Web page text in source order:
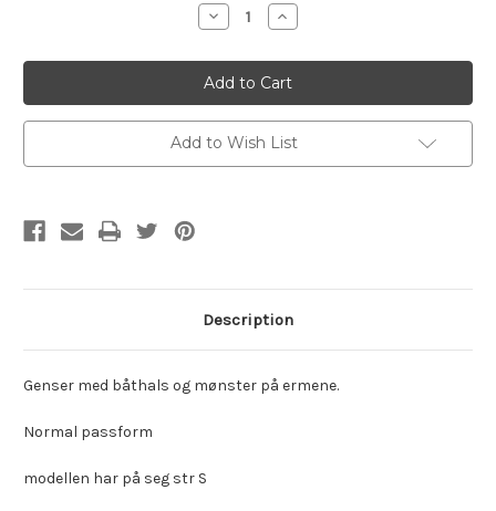
Decrease
Quantity
Woodling
-
Anita
genser
Increase
Quantity
Woodling
-
Anita
genser
Add to Wish List
Description
Genser med båthals og mønster på ermene.
Normal passform
modellen har på seg str S